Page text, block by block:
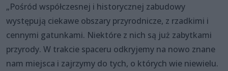
„Pośród współczesnej i historycznej zabudowy
występują ciekawe obszary przyrodnicze, z rzadkimi i
cennymi gatunkami. Niektóre z nich są już zabytkami
przyrody. W trakcie spaceru odkryjemy na nowo znane
nam miejsca i zajrzymy do tych, o których wie niewielu.